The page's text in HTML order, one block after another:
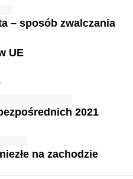
– sposób zwalczania
UE
2021
na zachodzie